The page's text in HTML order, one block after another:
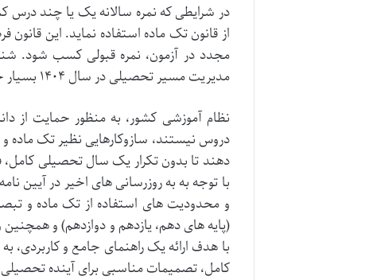
در شرایطی که نمره سالانه یک یا چند درس
از قانون تک ماده استفاده نماید. این
مجدد در آزمون، نمره قبولی کسب شود.
مدیریت مسیر تحصیلی در سال ۱۴۰۴ بسیار حائز اهمیت است.
نظام آموزشی کشور، به منظور حمایت از
دروس نیستند، سازوکارهایی نظیر تک ماده
دهند تا بدون تکرار یک سال تحصیلی کامل،
و محدودیت های استفاده از تک ماده و
(پایه های دهم، یازدهم و دوازدهم) و
با هدف ارائه یک راهنمای جامع و کاربردی،
کامل، تصمیمات مناسبی برای آینده تحصیلی